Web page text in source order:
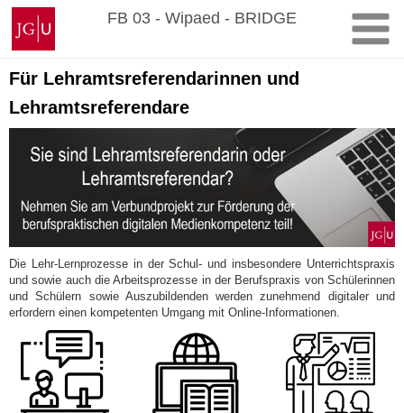
Zum
Inhalt
springen
Johannes
Gutenberg-
Universität
Mainz
FB 03 - Wipaed - BRIDGE
Für Lehramtsreferendarinnen und
Lehramtsreferendare
Die Lehr-Lernprozesse in derSchul- und insbesondere Unterrichtspraxis
und sowie auch die Arbeitsprozesse in der Berufspraxis von Schülerinnen
und Schülern sowie Auszubildenden werden zunehmend digitaler und
erfordern einen kompetenten Umgang mit Online-Informationen.